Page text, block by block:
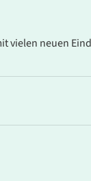
gefunden
vielen neuen
Aussicht